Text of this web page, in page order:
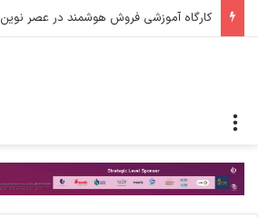
کارگاه آموزشی فروش هوشمند در عصر نوین